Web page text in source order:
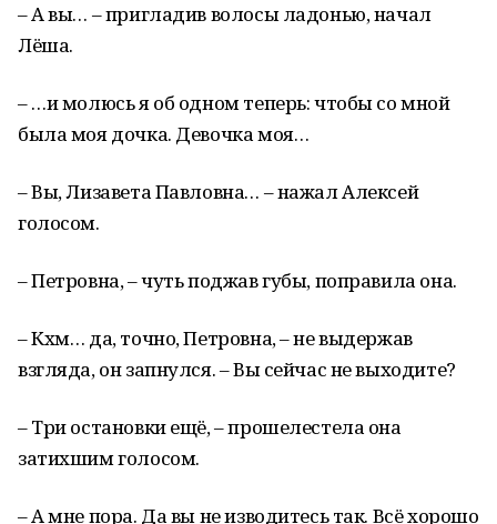
– А вы… – пригладив волосы ладонью, начал
Лёша.
– …и молюсь я об одном теперь: чтобы со мной
была моя дочка. Девочка моя…
– Вы, Лизавета Павловна… – нажал Алексей
голосом.
– Петровна, – чуть поджав губы, поправила она.
– Кхм… да, точно, Петровна, – не выдержав
взгляда, он запнулся. – Вы сейчас не выходите?
– Три остановки ещё, – прошелестела она
затихшим голосом.
– А мне пора. Да вы не изводитесь так. Всё хорошо